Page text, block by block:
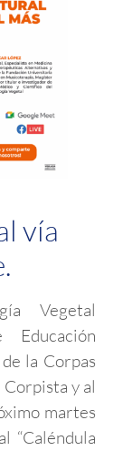
vía
Vegetal
la Corpas
y al
martes
“Caléndula